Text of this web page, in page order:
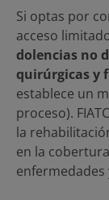
Si optas por
acceso
dolencias no
quirúrgicas y
establece un
proceso).
la
en la